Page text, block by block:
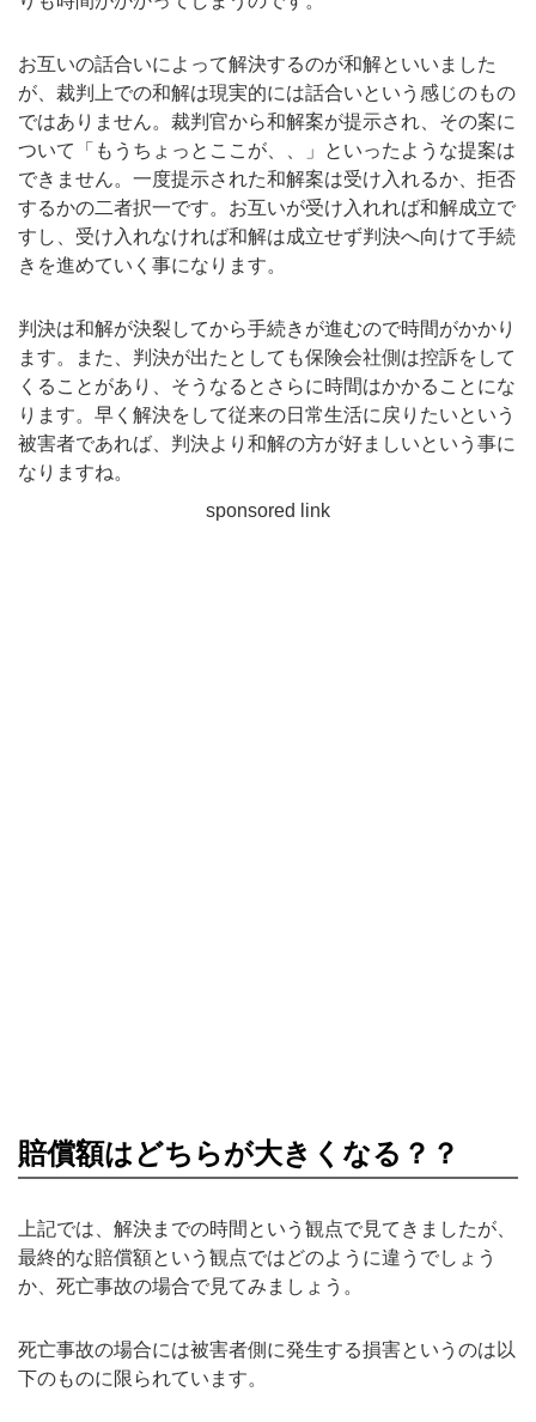
お互いの話合いによって解決するのが和解といいました
が、裁判上での和解は現実的には話合いという感じのもの
ではありません。裁判官から和解案が提示され、その案に
ついて「もうちょっとここが、、」といったような提案は
できません。一度提示された和解案は受け入れるか、拒否
するかの二者択一です。お互いが受け入れれば和解成立で
すし、受け入れなければ和解は成立せず判決へ向けて手続
きを進めていく事になります。
判決は和解が決裂してから手続きが進むので時間がかかり
ます。また、判決が出たとしても保険会社側は控訴をして
くることがあり、そうなるとさらに時間はかかることにな
ります。早く解決をして従来の日常生活に戻りたいという
被害者であれば、判決より和解の方が好ましいという事に
なりますね。
sponsored link
賠償額はどちらが大きくなる？？
上記では、解決までの時間という観点で見てきましたが、
最終的な賠償額という観点ではどのように違うでしょう
か、死亡事故の場合で見てみましょう。
死亡事故の場合には被害者側に発生する損害というのは以
下のものに限られています。